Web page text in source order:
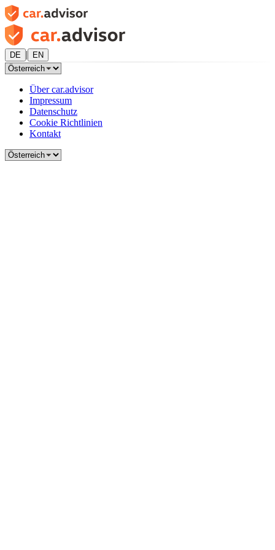
DE | EN
Über car.advisor
Impressum
Datenschutz
Cookie Richtlinien
Kontakt